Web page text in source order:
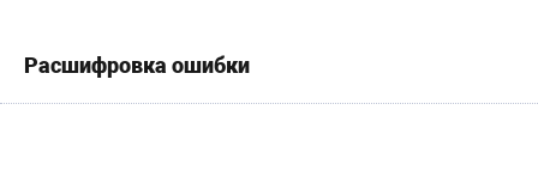
Расшифровка ошибки